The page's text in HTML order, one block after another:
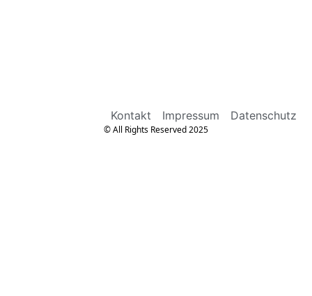
Kontakt Impressum Datenschutz
© All Rights Reserved 2025